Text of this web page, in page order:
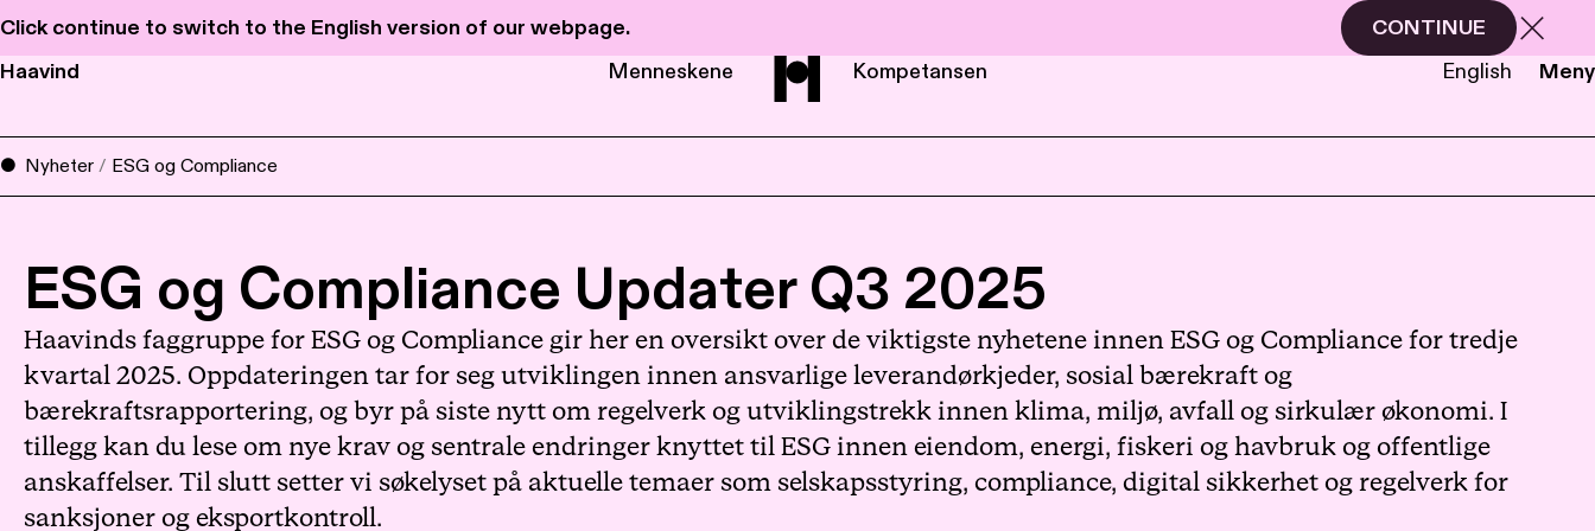
Click continue to switch to the English version of our webpage.
CONTINUE
Haavind
Menneskene Kompetansen English Meny
Menneskene
Kompetanse
Nyheter
Nyheter / ESG og Compliance
ESG og Compliance Updater Q3 2025
Haavinds faggruppe for ESG og Compliance gir her en oversikt over de viktigste nyhetene innen ESG og Compliance for tredje
kvartal 2025. Oppdateringen tar for seg utviklingen innen ansvarlige leverandørkjeder, sosial bærekraft og
bærekraftsrapportering, og byr på siste nytt om regelverk og utviklingstrekk innen klima, miljø, avfall og sirkulær økonomi. I
tillegg kan du lese om nye krav og sentrale endringer knyttet til ESG innen eiendom, energi, fiskeri og havbruk og offentlige
anskaffelser. Til slutt setter vi søkelyset på aktuelle temaer som selskapsstyring, compliance, digital sikkerhet og regelverk for
sanksjoner og eksportkontroll.